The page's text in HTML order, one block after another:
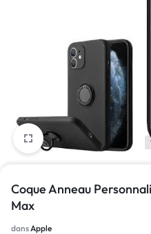
Coque Anneau
Max
dansApple